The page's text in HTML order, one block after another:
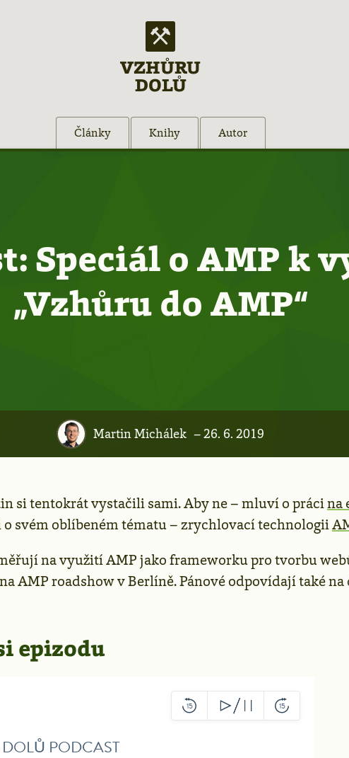
VZHŮRU
DOLŮ
Články Knihy Autor
Speciál o AMP k
„Vzhůru do AMP“
Martin Michálek – 26. 6. 2019
si tentokrát vystačili sami. Aby ne – mluví o prácina
svém oblíbeném tématu – zrychlovací technologii
na využití AMP jako frameworku pro tvorbu
AMP roadshow v Berlíně. Pánové odpovídají také na
epizodu